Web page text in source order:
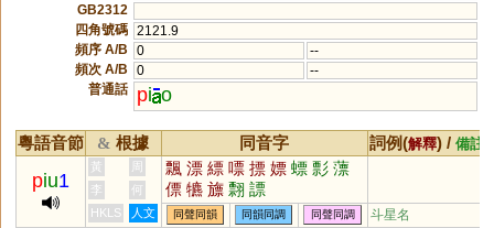
GB2312
四角號碼 2121.9
頻序 A/B
0
--
頻次 A/B
0
--
普通話
pi o
粵語音節 & 根據 同音字 詞例(解釋) / 備註
piu1
黃 周 飄 漂 縹 嘌 摽 嫖 螵 彯 薸
僄 犥 旚 翲 謤
李
何
HKLS
人文 同聲同韻 同韻同調 同聲同調 斗星名